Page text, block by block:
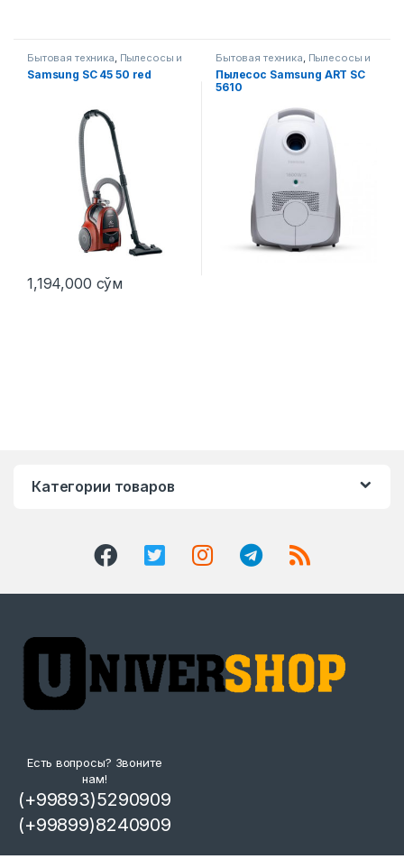
Бытовая техника Пылесосы и
Samsung SC 45 50 red
1,194,000 сўм
Бытовая техника Пылесосы и
Пылесос Samsung ART SC
5610
Категории товаров
Есть вопросы? Звоните
нам!
(+99893)5290909
(+99899)8240909